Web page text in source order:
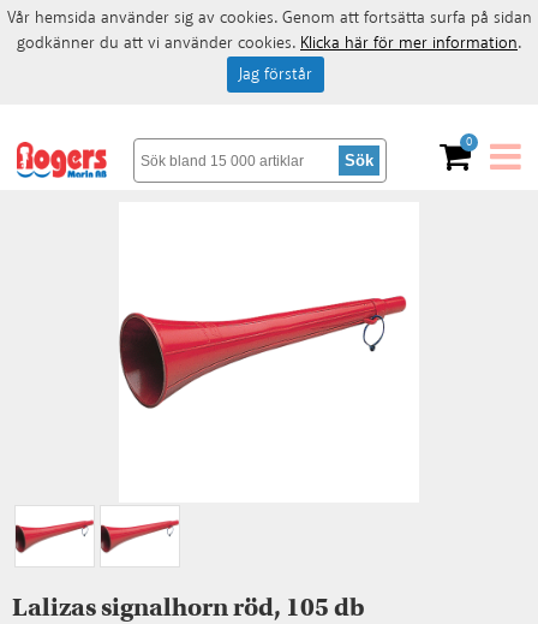
0
Lalizas signalhorn röd, 105 db
Vår hemsida använder sig av cookies. Genom att fortsätta surfa på sidan
godkänner du att vi använder cookies. Klicka här för mer information.
Jag förstår